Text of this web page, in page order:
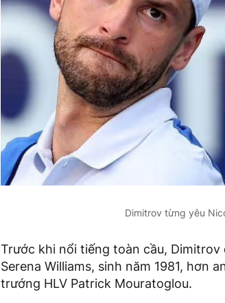
Dimitrov từng yêu
Trước khi nổi tiếng toàn cầu,
Serena Williams, sinh năm 1981, hơn
trướng HLV Patrick Mouratoglou.